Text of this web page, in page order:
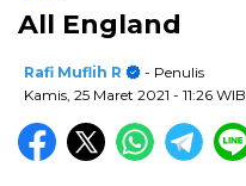
All England
Rafi Muflih R
- Penulis
Kamis, 25 Maret 2021 - 11:26 WIB